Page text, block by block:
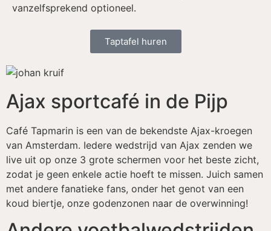
vanzelfsprekend optioneel.
Taptafel huren
Ajax sportcafé in de Pijp
Café Tapmarin is een van de bekendste Ajax-kroegen
van Amsterdam. Iedere wedstrijd van Ajax zenden we
live uit op onze 3 grote schermen voor het beste zicht,
zodat je geen enkele actie hoeft te missen. Juich samen
met andere fanatieke fans, onder het genot van een
koud biertje, onze godenzonen naar de overwinning!